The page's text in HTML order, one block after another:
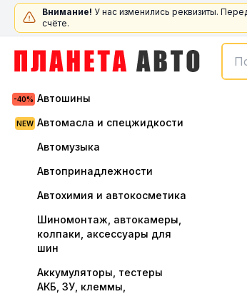
Внимание! У нас изменились реквизиты.
счёте.
Автошины
Автомасла и спецжидкости
Автомузыка
Автопринадлежности
Автохимия и автокосметика
Шиномонтаж, автокамеры,
колпаки, аксессуары для
шин
Аккумуляторы, тестеры
АКБ, ЗУ, клеммы,